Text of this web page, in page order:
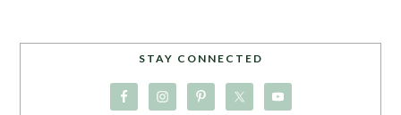
STAY CONNECTED